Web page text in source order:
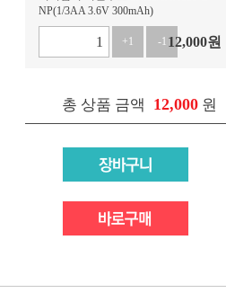
NP(1/3AA 3.6V 300mAh)
+1 -1 12,000원
총 상품 금액 12,000 원